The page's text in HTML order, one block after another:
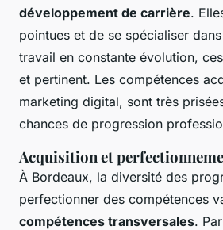
développement de carrière.
pointues et de se spécialiser
travail en constante évolution,
et pertinent. Les compétences
marketing digital, sont très
chances de progression
Acquisition et
À Bordeaux, la diversité des
perfectionner des compétences
compétences transversales.